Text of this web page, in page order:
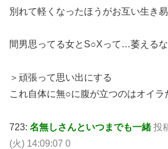
別れて軽くなったほうがお互い生き
間男思ってる女とS○Xって…萎える
＞頑張って思い出にする
これ自体に無○に腹が立つのはオイラ
723: 名無しさんといつまでも一緒投
(火) 14:09:07 0